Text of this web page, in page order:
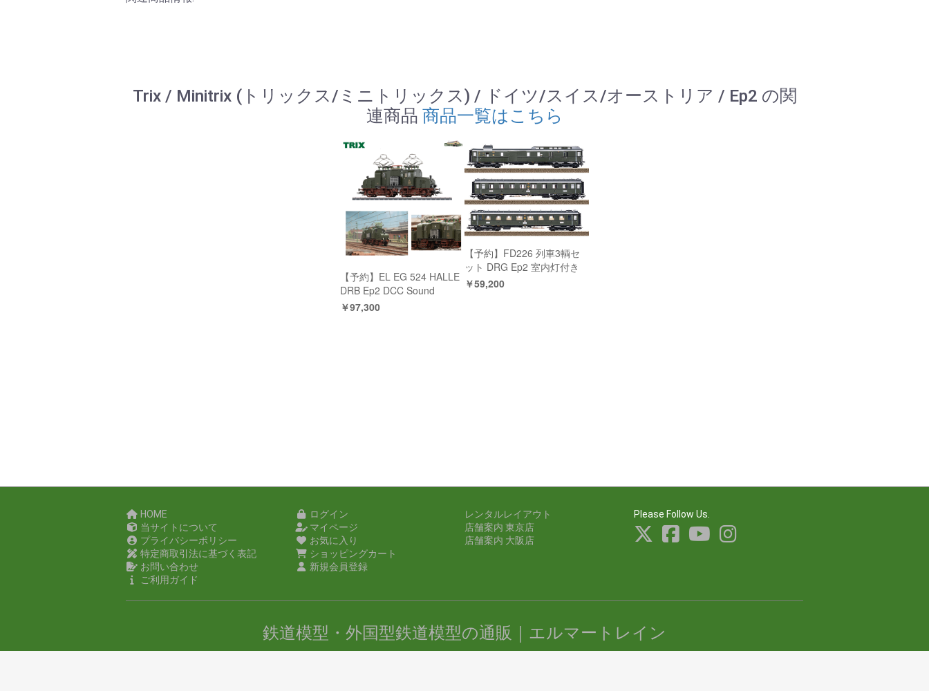
Trix / Minitrix (トリックス/ミニトリックス) / ドイツ/スイス/オーストリア / Ep2 の関
連商品 商品一覧はこちら
【予約】EL EG 524 HALLE
DRB Ep2 DCC Sound
￥97,300
【予約】FD226 列車3輌セ
ット DRG Ep2 室内灯付き
￥59,200
HOME
当サイトについて
プライバシーポリシー
特定商取引法に基づく表記
お問い合わせ
ご利用ガイド
ログイン
マイページ
お気に入り
ショッピングカート
新規会員登録
レンタルレイアウト
店舗案内 東京店
店舗案内 大阪店
Please Follow Us.
鉄道模型・外国型鉄道模型の通販｜エルマートレイン